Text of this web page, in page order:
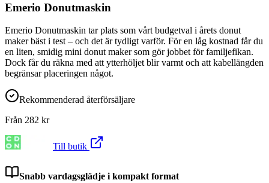
Emerio Donutmaskin
Emerio Donutmaskin tar plats som vårt budgetval i årets donut
maker bäst i test – och det är tydligt varför. För en låg kostnad får du
en liten, smidig mini donut maker som gör jobbet för familjefikan.
Dock får du räkna med att ytterhöljet blir varmt och att kabellängden
begränsar placeringen något.
Rekommenderad återförsäljare
Från 282 kr
Till butik
Snabb vardagsglädje i kompakt format